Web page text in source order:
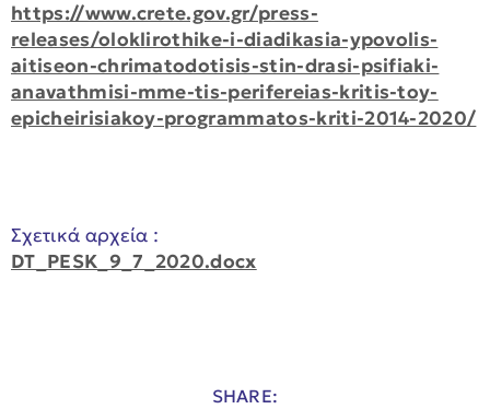
https://www.crete.gov.gr/press-
releases/oloklirothike-i-diadikasia-ypovolis-
aitiseon-chrimatodotisis-stin-drasi-psifiaki-
anavathmisi-mme-tis-perifereias-kritis-toy-
epicheirisiakoy-programmatos-kriti-2014-2020/
Σχετικά αρχεία :
DT_PESK_9_7_2020.docx
SHARE: